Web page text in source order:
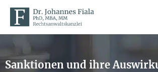
Sanktionen und ihre